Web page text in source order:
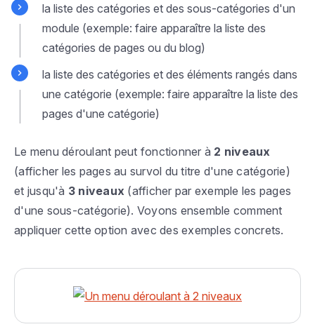
la liste des catégories et des sous-catégories d'un
module (exemple: faire apparaître la liste des
catégories de pages ou du blog)
la liste des catégories et des éléments rangés dans
une catégorie (exemple: faire apparaître la liste des
pages d'une catégorie)
Le menu déroulant peut fonctionner à 2 niveaux
(afficher les pages au survol du titre d'une catégorie)
et jusqu'à 3 niveaux (afficher par exemple les pages
d'une sous-catégorie). Voyons ensemble comment
appliquer cette option avec des exemples concrets.